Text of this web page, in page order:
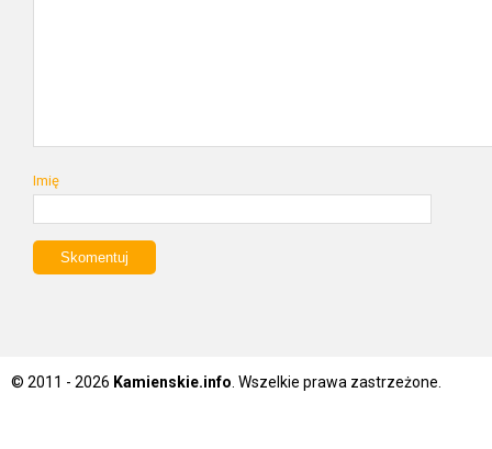
Imię
© 2011 - 2026 Kamienskie.info . Wszelkie prawa zastrzeżone.